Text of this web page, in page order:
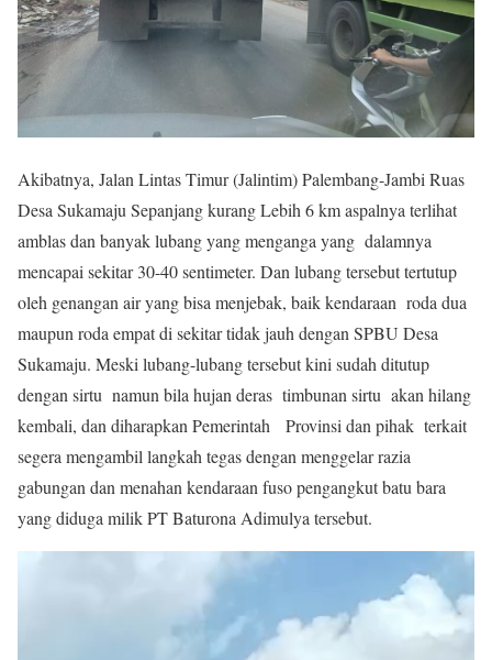
Akibatnya, Jalan Lintas Timur (Jalintim) Palembang-Jambi Ruas
Desa Sukamaju Sepanjang kurang Lebih 6 km aspalnya terlihat
amblas dan banyak lubang yang menganga yang dalamnya
mencapai sekitar 30-40 sentimeter. Dan lubang tersebut tertutup
oleh genangan air yang bisa menjebak, baik kendaraan roda dua
maupun roda empat di sekitar tidak jauh dengan SPBU Desa
Sukamaju. Meski lubang-lubang tersebut kini sudah ditutup
dengan sirtu namun bila hujan deras timbunan sirtu akan hilang
kembali, dan diharapkan Pemerintah Provinsi dan pihak terkait
segera mengambil langkah tegas dengan menggelar razia
gabungan dan menahan kendaraan fuso pengangkut batu bara
yang diduga milik PT Baturona Adimulya tersebut.